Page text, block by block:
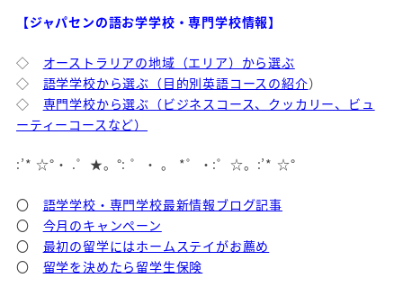
【ジャパセンの語お学学校・専門学校情報】
◇ オーストラリアの地域（エリア）から選ぶ
◇ 語学学校から選ぶ（目的別英語コースの紹介）
◇ 専門学校から選ぶ（ビジネスコース、クッカリー、ビュ
ーティーコースなど）
:’* ☆°・ .゜★。°: ゜・ 。 *゜・:゜☆。:’* ☆°
〇 語学学校・専門学校最新情報ブログ記事
〇 今月のキャンペーン
〇 最初の留学にはホームステイがお薦め
〇 留学を決めたら留学生保険